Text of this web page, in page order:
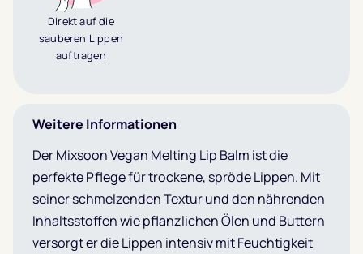
Direkt auf die
sauberen Lippen
auftragen
Weitere Informationen
Der Mixsoon Vegan Melting Lip Balm ist die
perfekte Pflege für trockene, spröde Lippen. Mit
seiner schmelzenden Textur und den nährenden
Inhaltsstoffen wie pflanzlichen Ölen und Buttern
versorgt er die Lippen intensiv mit Feuchtigkeit